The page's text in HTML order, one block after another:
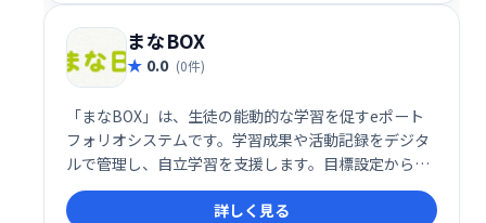
まなBOX
0.0 (0件)
「まなBOX」は、生徒の能動的な学習を促すeポート
フォリオシステムです。学習成果や活動記録をデジタ
ルで管理し、自立学習を支援します。目標設定から振
り返りまで、学習プロセス全体を可視化することで、
生徒の成長を促進します。一人ひとりの学びを丁寧に
詳しく見る